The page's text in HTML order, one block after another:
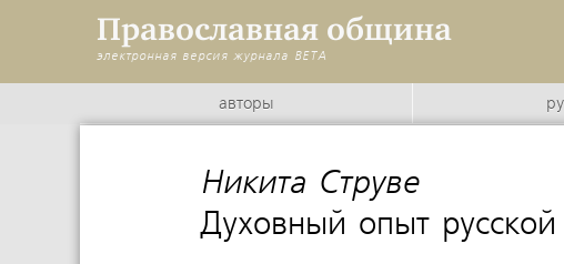
Православная община
электронная версия журнала BETA
авторы
Никита Струве:
Духовный опыт